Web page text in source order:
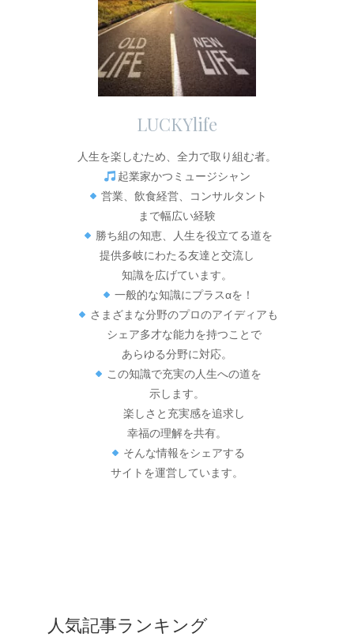
LUCKYlife
人生を楽しむため、全力で取り組む者。
起業家かつミュージシャン
営業、飲食経営、コンサルタント
まで幅広い経験
勝ち組の知恵、人生を役立てる道を
提供多岐にわたる友達と交流し
知識を広げています。
一般的な知識にプラスαを！
さまざまな分野のプロのアイディアも
シェア多才な能力を持つことで
あらゆる分野に対応。
この知識で充実の人生への道を
示します。
楽しさと充実感を追求し
幸福の理解を共有。
そんな情報をシェアする
サイトを運営しています。
人気記事ランキング